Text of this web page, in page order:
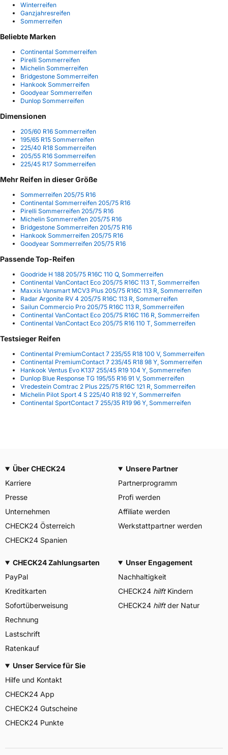
Winterreifen
Ganzjahresreifen
Sommerreifen
Beliebte Marken
Continental Sommerreifen
Pirelli Sommerreifen
Michelin Sommerreifen
Bridgestone Sommerreifen
Hankook Sommerreifen
Goodyear Sommerreifen
Dunlop Sommerreifen
Dimensionen
205/60 R16 Sommerreifen
195/65 R15 Sommerreifen
225/40 R18 Sommerreifen
205/55 R16 Sommerreifen
225/45 R17 Sommerreifen
Mehr Reifen in dieser Größe
Sommerreifen 205/75 R16
Continental Sommerreifen 205/75 R16
Pirelli Sommerreifen 205/75 R16
Michelin Sommerreifen 205/75 R16
Bridgestone Sommerreifen 205/75 R16
Hankook Sommerreifen 205/75 R16
Goodyear Sommerreifen 205/75 R16
Passende Top-Reifen
Goodride H 188 205/75 R16C 110 Q, Sommerreifen
Continental VanContact Eco 205/75 R16C 113 T, Sommerreifen
Maxxis Vansmart MCV3 Plus 205/75 R16C 113 R, Sommerreifen
Radar Argonite RV 4 205/75 R16C 113 R, Sommerreifen
Sailun Commercio Pro 205/75 R16C 113 R, Sommerreifen
Continental VanContact Eco 205/75 R16C 116 R, Sommerreifen
Continental VanContact Eco 205/75 R16 110 T, Sommerreifen
Testsieger Reifen
Continental PremiumContact 7 235/55 R18 100 V, Sommerreifen
Continental PremiumContact 7 235/45 R18 98 Y, Sommerreifen
Hankook Ventus Evo K137 255/45 R19 104 Y, Sommerreifen
Dunlop Blue Response TG 195/55 R16 91 V, Sommerreifen
Vredestein Comtrac 2 Plus 225/75 R16C 121 R, Sommerreifen
Michelin Pilot Sport 4 S 225/40 R18 92 Y, Sommerreifen
Continental SportContact 7 255/35 R19 96 Y, Sommerreifen
Über CHECK24
Karriere
Presse
Unternehmen
CHECK24 Österreich
CHECK24 Spanien
Unsere Partner
Partnerprogramm
Profi werden
Affiliate werden
Werkstattpartner werden
CHECK24 Zahlungsarten
PayPal
Kreditkarten
Sofortüberweisung
Rechnung
Lastschrift
Ratenkauf
Unser Engagement
Nachhaltigkeit
CHECK24 hilftKindern
CHECK24 hilftder Natur
Unser Service für Sie
Hilfe und Kontakt
CHECK24 App
CHECK24 Gutscheine
CHECK24 Punkte